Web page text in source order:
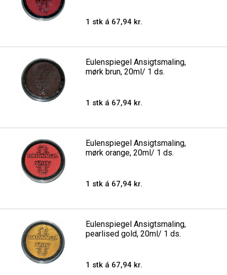
1 stk á 67,94 kr.
Eulenspiegel Ansigtsmaling,
mørk brun, 20ml/ 1 ds.
1 stk á 67,94 kr.
Eulenspiegel Ansigtsmaling,
mørk orange, 20ml/ 1 ds.
1 stk á 67,94 kr.
Eulenspiegel Ansigtsmaling,
pearlised gold, 20ml/ 1 ds.
1 stk á 67,94 kr.